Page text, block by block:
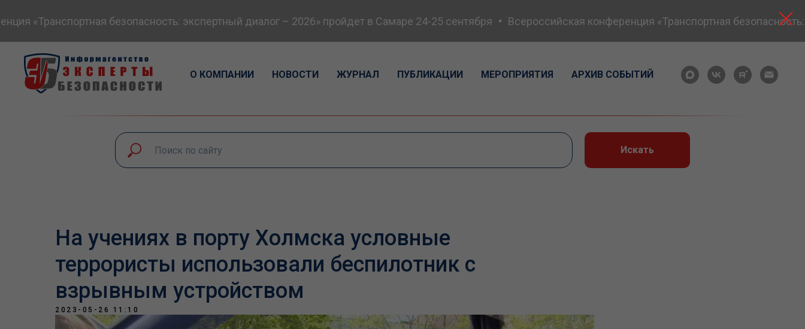
«Транспортная безопасность: экспертный диалог – 2026» пройдет в Самаре 24-25 сентября Всероссийская конференция «Транспортная безопасность:
О КОМПАНИИ НОВОСТИ ЖУРНАЛ ПУБЛИКАЦИИ МЕРОПРИЯТИЯ АРХИВ СОБЫТИЙ
Искать
На учениях в порту Холмска условные
террористы использовали беспилотник с
взрывным устройством
2023-05-26 11:10